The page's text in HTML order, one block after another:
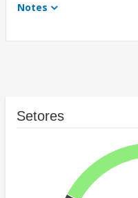
Notes
Setores